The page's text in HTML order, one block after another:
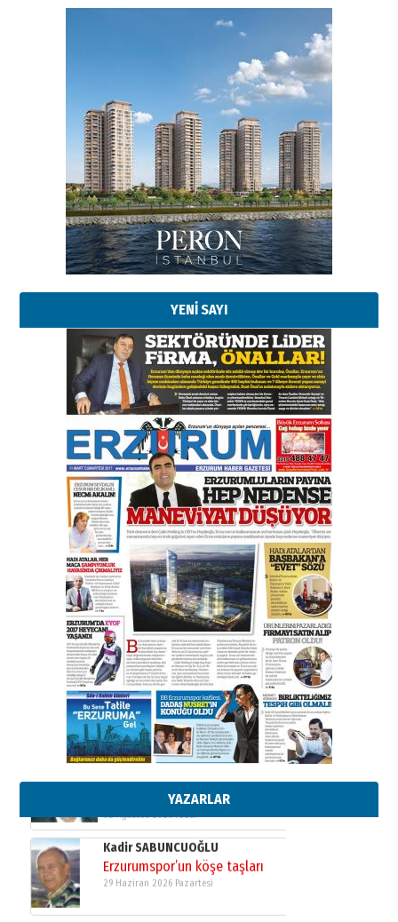
YENİ SAYI
YAZARLAR
Esat BİNDESEN
Başkan Sekmen’den Erzurum’a
bir vizyon proje daha!
02 Ağustos 2026 Pazar
Kadir SABUNCUOĞLU
Erzurumspor’un köşe taşları
29 Haziran 2026 Pazartesi
Kenan GÜLERCİ
Murat Şahsuvaroğlu ERKON’da
çıtayı yukarı taşırken,
yönetimdekiler aşağı
çekmemeli!
17 Şubat 2026 SalıOrhan BOZKURT
Bir fotoğraf, bir şehir, bir
gazeteci… Dizginler kimin
elinde?
31 Mart 2026 Salı
A. Berhan Yılmaz
BİR BÖLÜM DEĞİL, BİR ÖMÜR
SEÇİYORSUNUZ… “NEDEN
ATATÜRK ÜNİVERSİTESİ?”
28 Temmuz 2026 Salı
Ahmet Gökhan YAZICI
Ahmed Yesevi’den bir Alperen…
”Reisimiz” idi… Hakka yürüdü.!
26 Mart 2026 Perşembe
Cem Bakırcı
Ardında bıraktığı hatıralarıyla
gönül adamı Faruk Terzioğlu!
13 Mayıs 2026 Çarşamba
Esat BİNDESEN
Başkan Sekmen’den Erzurum’a
bir vizyon proje daha!
02 Ağustos 2026 Pazar
Kadir SABUNCUOĞLU
Erzurumspor’un köşe taşları
29 Haziran 2026 Pazartesi
Kenan GÜLERCİ